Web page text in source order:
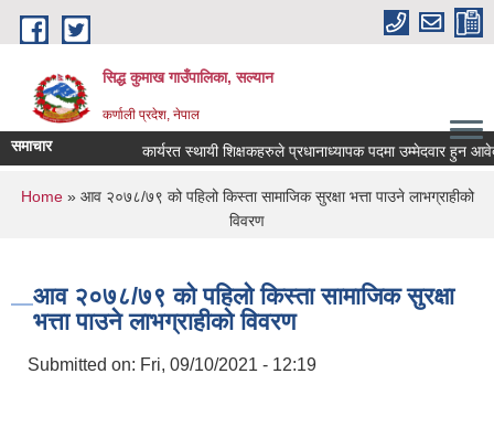
Skip to main content
सिद्ध कुमाख गाउँपालिका, सल्यान
कर्णाली प्रदेश, नेपाल
समाचार कार्यरत स्थायी शिक्षकहरुले प्रधानाध्यापक पदमा उम्मेदवार हुन
You are here
Home» आव २०७८/७९ को पहिलो किस्ता सामाजिक सुरक्षा भत्ता पाउने लाभग्राहीको
विवरण
आव २०७८/७९ को पहिलो किस्ता सामाजिक सुरक्षा
भत्ता पाउने लाभग्राहीको विवरण
Submitted on: Fri, 09/10/2021 - 12:19